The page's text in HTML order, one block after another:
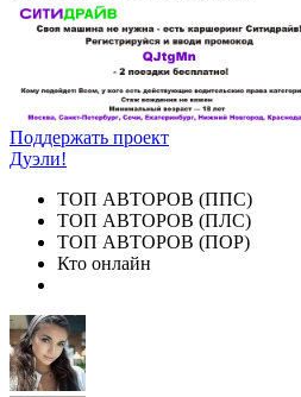
Поддержать проект
Дуэли!
ТОП АВТОРОВ (ППС)
ТОП АВТОРОВ (ПЛС)
ТОП АВТОРОВ (ПОР)
Кто онлайн